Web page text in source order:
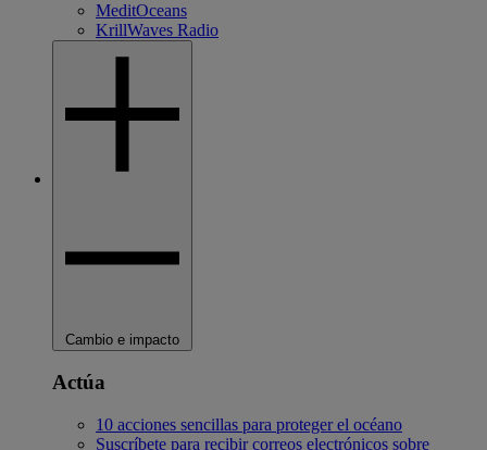
MeditOceans
KrillWaves Radio
Cambio e impacto
Actúa
10 acciones sencillas para proteger el océano
Suscríbete para recibir correos electrónicos sobre